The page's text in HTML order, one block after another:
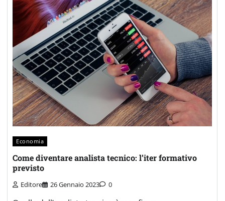
Economia
Come diventare analista tecnico: l’iter formativo
previsto
Editore 26 Gennaio 2023 0